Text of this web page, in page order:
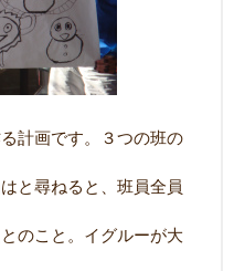
計画です。３つの班の
と尋ねると、班員全員
のこと。イグルーが大